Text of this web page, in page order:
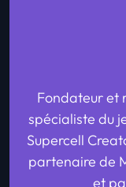
Fondateur et
spécialiste du
Supercell
partenaire de
et